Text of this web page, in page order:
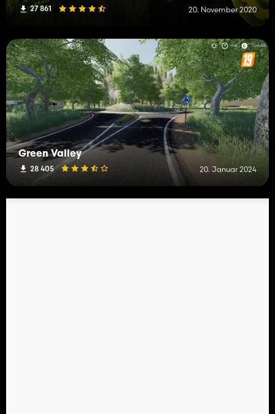
27 861 20. November 2020
Green Valley
28 405 20. Januar 2024